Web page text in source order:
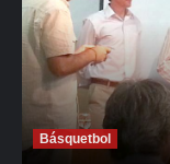
Básquetbol